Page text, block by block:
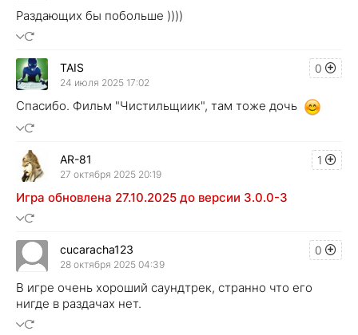
Раздающих бы побольше ))))
0
TAIS
24 июля 2025 17:02
Спасибо. Фильм "Чистильщиик", там тоже дочь
1
AR-81
27 октября 2025 20:19
Игра обновлена 27.10.2025 до версии 3.0.0-3
0
cucaracha123
28 октября 2025 04:39
В игре очень хороший саундтрек, странно что его
нигде в раздачах нет.